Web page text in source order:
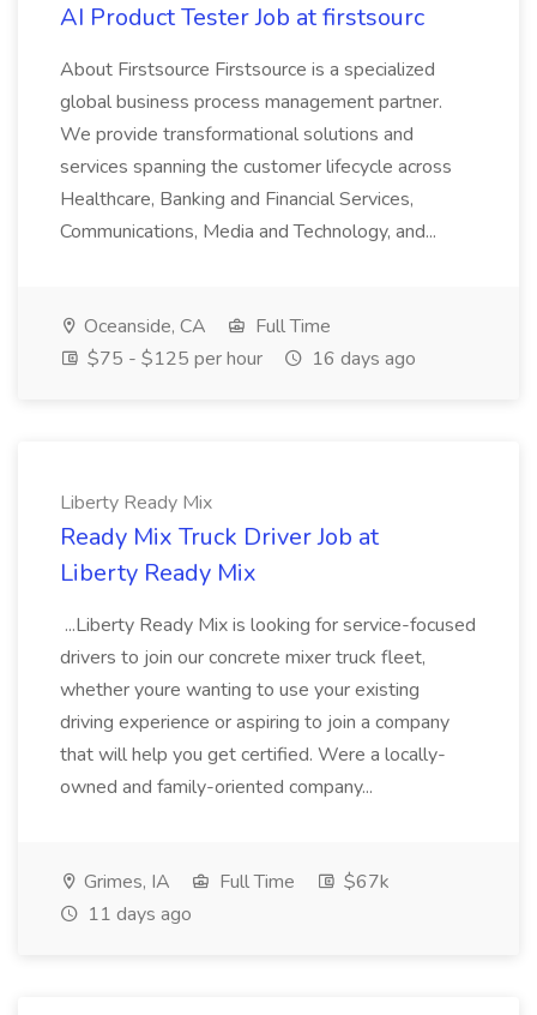
AI Product Tester Job at firstsourc
About Firstsource Firstsource is a specialized
global business process management partner.
We provide transformational solutions and
services spanning the customer lifecycle across
Healthcare, Banking and Financial Services,
Communications, Media and Technology, and...
Oceanside, CA
Full Time
$75 - $125 per hour
16 days ago
Liberty Ready Mix
Ready Mix Truck Driver Job at
Liberty Ready Mix
...Liberty Ready Mix is looking for service-focused
drivers to join our concrete mixer truck fleet,
whether youre wanting to use your existing
driving experience or aspiring to join a company
that will help you get certified. Were a locally-
owned and family-oriented company...
Grimes, IA Full Time
$67k
11 days ago